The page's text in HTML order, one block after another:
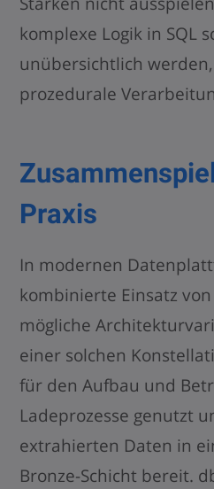
komplexe Logik in SQL
unübersichtlich
prozedurale
Praxis
In modernen
kombinierte Einsatz
mögliche
einer solchen
für den Aufbau und
Ladeprozesse genutzt
extrahierten Daten in
Bronze-Schicht bereit.